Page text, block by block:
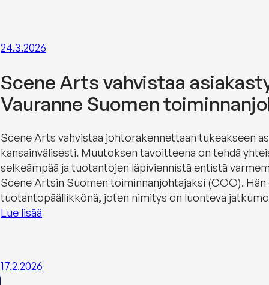
24.3.2026
Scene Arts vahvistaa
Vauranne Suomen
Scene Arts vahvistaa johtorakennettaan tukeakseen
kansainvälisesti. Muutoksen tavoitteena on tehdä
selkeämpää ja tuotantojen läpiviennistä entistä
Scene Artsin Suomen toiminnanjohtajaksi (COO).
tuotantopäällikkönä, joten nimitys on luonteva
Lue lisää
17.2.2026